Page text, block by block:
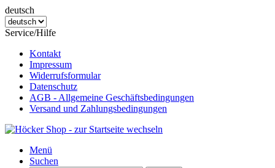
deutsch
Service/Hilfe
Kontakt
Impressum
Widerrufsformular
Datenschutz
AGB - Allgemeine Geschäftsbedingungen
Versand und Zahlungsbedingungen
Menü
Suchen